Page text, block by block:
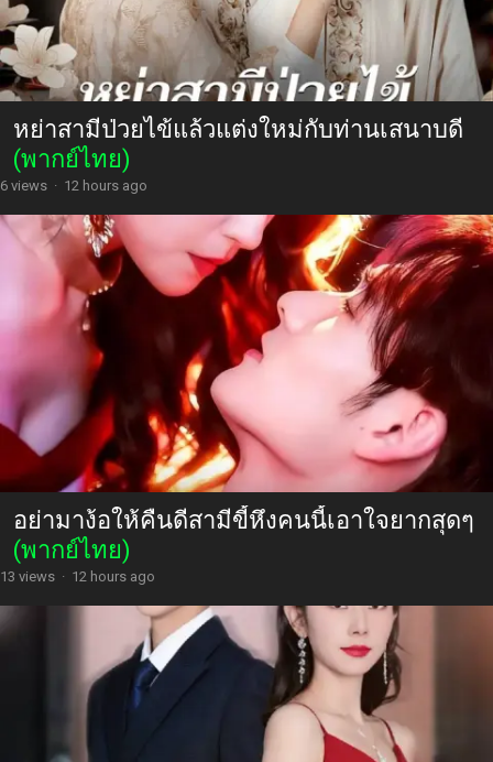
หย่าสามีป่วยไข้แล้วแต่งใหม่กับท่านเสนาบดี
(พากย์ไทย)
6 views · 12 hours ago
อย่ามาง้อให้คืนดีสามีขี้หึงคนนี้เอาใจยากสุดๆ
(พากย์ไทย)
13 views · 12 hours ago